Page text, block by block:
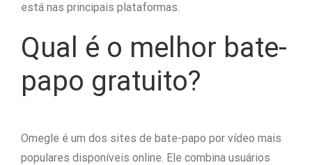
está nas principais plataformas.
Qual é o melhor bate-
papo gratuito?
Omegle é um dos sites de bate-papo por vídeo mais
populares disponíveis online. Ele combina usuários